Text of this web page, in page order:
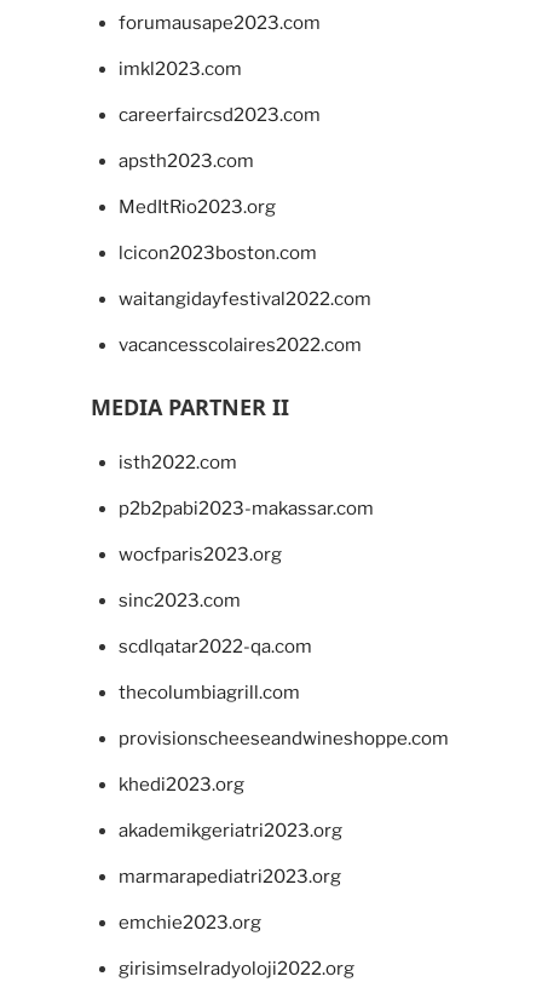
forumausape2023.com
imkl2023.com
careerfaircsd2023.com
apsth2023.com
MedItRio2023.org
lcicon2023boston.com
waitangidayfestival2022.com
vacancesscolaires2022.com
MEDIA PARTNER II
isth2022.com
p2b2pabi2023-makassar.com
wocfparis2023.org
sinc2023.com
scdlqatar2022-qa.com
thecolumbiagrill.com
provisionscheeseandwineshoppe.com
khedi2023.org
akademikgeriatri2023.org
marmarapediatri2023.org
emchie2023.org
girisimselradyoloji2022.org